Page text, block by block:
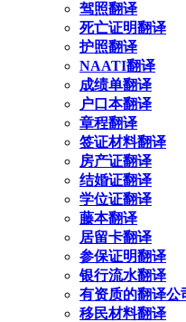
驾照翻译
死亡证明翻译
护照翻译
NAATI翻译
成绩单翻译
户口本翻译
章程翻译
签证材料翻译
房产证翻译
结婚证翻译
学位证翻译
藤本翻译
居留卡翻译
参保证明翻译
银行流水翻译
有资质的翻译公
移民材料翻译